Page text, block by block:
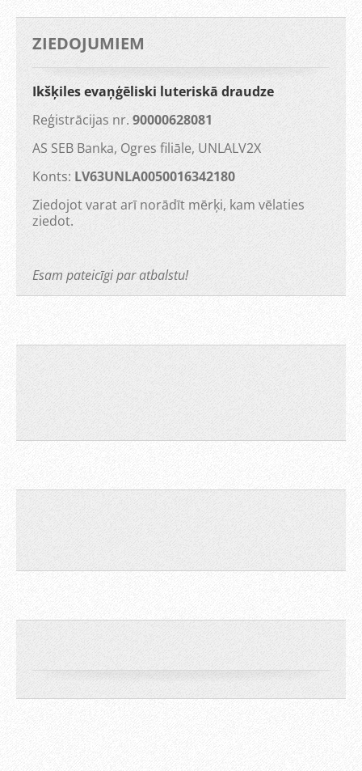
ZIEDOJUMIEM
Ikšķiles evaņģēliski luteriskā draudze
Reģistrācijas nr. 90000628081
AS SEB Banka, Ogres filiāle, UNLALV2X
Konts: LV63UNLA0050016342180
Ziedojot varat arī norādīt mērķi, kam vēlaties
ziedot.
Esam pateicīgi par atbalstu!